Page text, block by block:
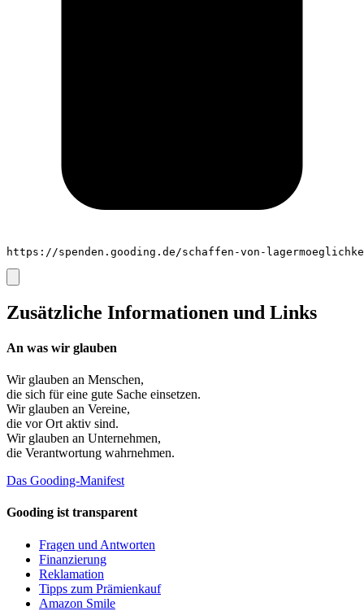
https://spenden.gooding.de/schaffen-von-
Zusätzliche Informationen und Links
An was wir glauben
Wir glauben an Menschen,
die sich für eine gute Sache einsetzen.
Wir glauben an Vereine,
die vor Ort aktiv sind.
Wir glauben an Unternehmen,
die Verantwortung wahrnehmen.
Das Gooding-Manifest
Gooding ist transparent
Fragen und Antworten
Finanzierung
Reklamation
Tipps zum Prämienkauf
Amazon Smile